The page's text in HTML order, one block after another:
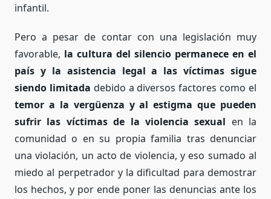
infantil.
Pero a pesar de contar con una legislación muy
favorable, la cultura del silencio permanece en el
país y la asistencia legal a las víctimas sigue
siendo limitada debido a diversos factores como el
temor a la vergüenza y al estigma que pueden
sufrir las víctimas de la violencia sexual en la
comunidad o en su propia familia tras denunciar
una violación, un acto de violencia, y eso sumado al
miedo al perpetrador y la dificultad para demostrar
los hechos, y por ende poner las denuncias ante los